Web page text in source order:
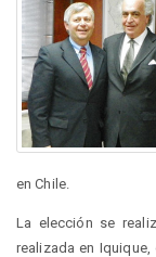
en Chile.
La elección se
realizada en